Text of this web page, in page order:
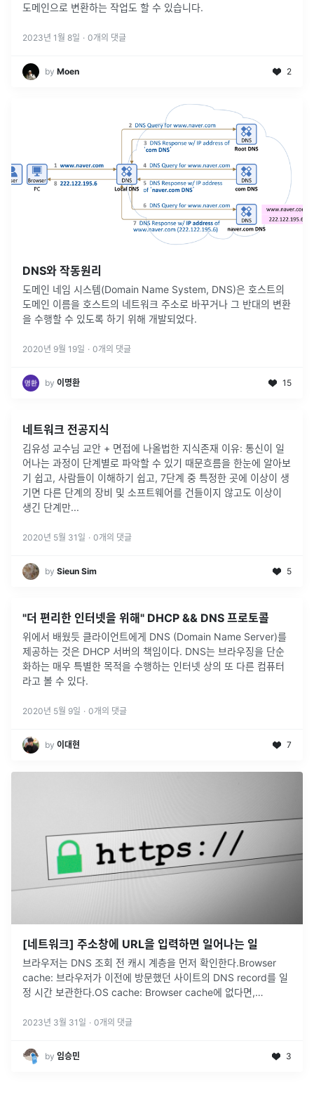
도메인으로 변환하는 작업도 할 수 있습니다.
2023년 1월 8일 · 0개의 댓글
by Moen 2
DNS와 작동원리
도메인 네임 시스템(Domain Name System, DNS)은 호스트의
도메인 이름을 호스트의 네트워크 주소로 바꾸거나 그 반대의 변환
을 수행할 수 있도록 하기 위해 개발되었다.
2020년 9월 19일 · 0개의 댓글
by 이명환 15
네트워크 전공지식
김유성 교수님 교안 + 면접에 나올법한 지식존재 이유: 통신이 일
어나는 과정이 단계별로 파악할 수 있기 때문흐름을 한눈에 알아보
기 쉽고, 사람들이 이해하기 쉽고, 7단계 중 특정한 곳에 이상이 생
기면 다른 단계의 장비 및 소프트웨어를 건들이지 않고도 이상이
생긴 단계만...
2020년 5월 31일 · 0개의 댓글
by Sieun Sim 5
"더 편리한 인터넷을 위해" DHCP && DNS 프로토콜
위에서 배웠듯 클라이언트에게 DNS (Domain Name Server)를
제공하는 것은 DHCP 서버의 책임이다. DNS는 브라우징을 단순
화하는 매우 특별한 목적을 수행하는 인터넷 상의 또 다른 컴퓨터
라고 볼 수 있다.
2020년 5월 9일 · 0개의 댓글
by 이대현 7
[네트워크] 주소창에 URL을 입력하면 일어나는 일
브라우저는 DNS 조회 전 캐시 계층을 먼저 확인한다.Browser
cache: 브라우저가 이전에 방문했던 사이트의 DNS record를 일
정 시간 보관한다.OS cache: Browser cache에 없다면,
2023년 3월 31일 · 0개의 댓글
by 임승민 3